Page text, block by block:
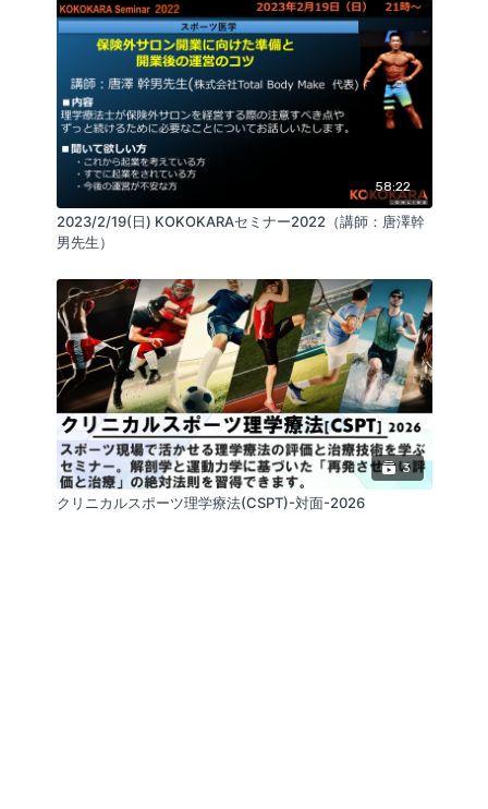
58:22
2023/2/19(日) KOKOKARAセミナー2022（講師：唐澤幹
男先生）
3
クリニカルスポーツ理学療法(CSPT)-対面-2026